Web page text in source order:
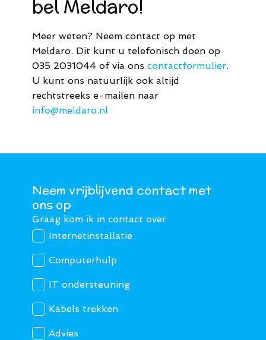
bel Meldaro!
Meer weten? Neem contact op met
Meldaro. Dit kunt u telefonisch doen op
035 2031044 of via ons contactformulier.
U kunt ons natuurlijk ook altijd
rechtstreeks e-mailen naar
info@meldaro.nl
Neem vrijblijvend contact met
ons op
Graag kom ik in contact over
Internetinstallatie
Computerhulp
IT ondersteuning
Kabels trekken
Advies